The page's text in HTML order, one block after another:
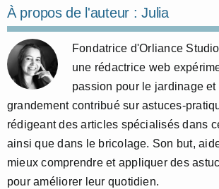
À propos de l'auteur :Julia
Fondatrice d'Orliance
une rédactrice web
passion pour le jardinage
grandement contribué sur astuces-
rédigeant des articles spécialisés dans
ainsi que dans le bricolage. Son but,
mieux comprendre et appliquer des
pour améliorer leur quotidien.